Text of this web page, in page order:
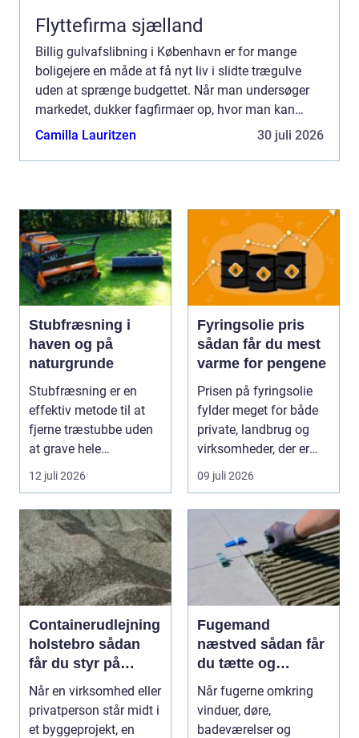
Flyttefirma sjælland
Billig gulvafslibning i København er for mange
boligejere en måde at få nyt liv i slidte trægulve
uden at sprænge budgettet. Når man undersøger
markedet, dukker fagfirmaer op, hvor man kan
sammenligne prise...
Camilla Lauritzen 30 juli 2026
Stubfræsning i
haven og på
naturgrunde
Stubfræsning er en
effektiv metode til at
fjerne træstubbe uden
at grave hele
rodsystemet op.
Metode...
12 juli 2026
Fyringsolie pris
sådan får du mest
varme for pengene
Prisen på fyringsolie
fylder meget for både
private, landbrug og
virksomheder, der er
afhængige af o...
09 juli 2026
Containerudlejning
holstebro sådan
får du styr på
affald og materialer
Når en virksomhed eller
privatperson står midt i
et byggeprojekt, en
Fugemand
næstved sådan får
du tætte og
holdbare fuger
Når fugerne omkring
vinduer, døre,
badeværelser og